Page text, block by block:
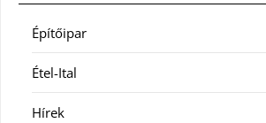
Építőipar
Étel-Ital
Hírek